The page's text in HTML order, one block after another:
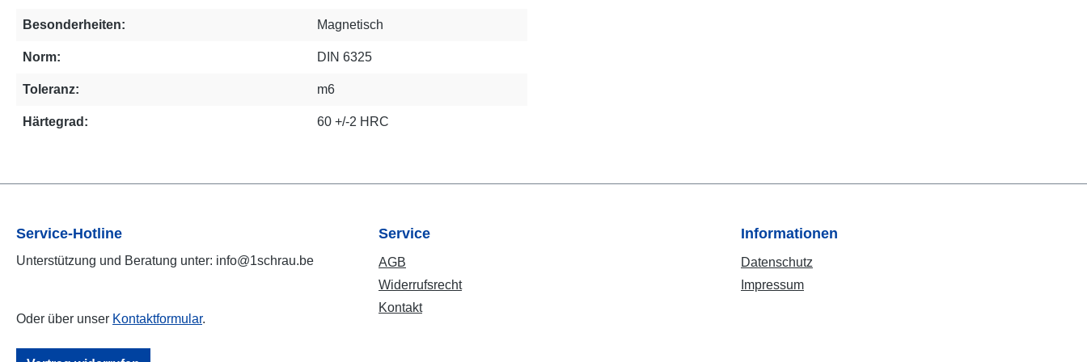
Besonderheiten: Magnetisch
Norm: DIN 6325
Toleranz: m6
Härtegrad: 60 +/-2 HRC
Service-Hotline
Unterstützung und Beratung unter: info@1schrau.be
Oder über unser Kontaktformular.
Service
AGB
Widerrufsrecht
Kontakt
Informationen
Datenschutz
Impressum